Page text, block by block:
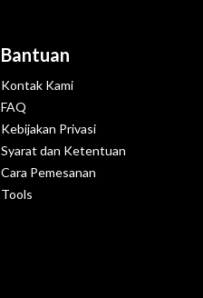
Bantuan
Kontak Kami
FAQ
Kebijakan Privasi
Syarat dan Ketentuan
Cara Pemesanan
Tools